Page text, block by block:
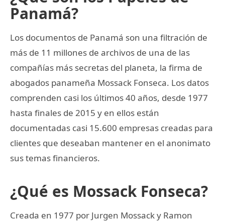
Panamá?
Los documentos de Panamá son una filtración de
más de 11 millones de archivos de una de las
compañías más secretas del planeta, la firma de
abogados panameña Mossack Fonseca. Los datos
comprenden casi los últimos 40 años, desde 1977
hasta finales de 2015 y en ellos están
documentadas casi 15.600 empresas creadas para
clientes que deseaban mantener en el anonimato
sus temas financieros.
¿Qué es Mossack Fonseca?
Creada en 1977 por Jurgen Mossack y Ramon